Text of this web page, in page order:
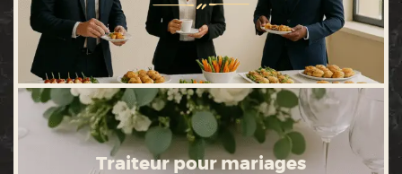
Traiteur pour mariages